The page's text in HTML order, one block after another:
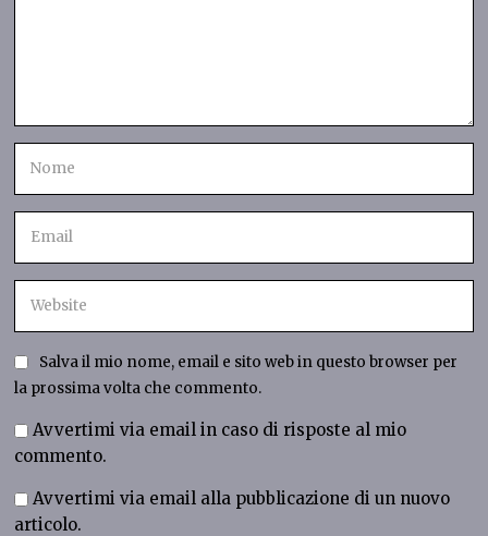
Salva il mio nome, email e sito web in questo browser per
la prossima volta che commento.
Avvertimi via email in caso di risposte al mio
commento.
Avvertimi via email alla pubblicazione di un nuovo
articolo.